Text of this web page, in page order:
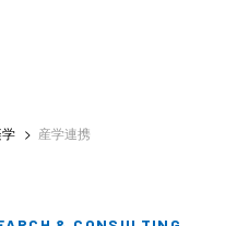
産学連携